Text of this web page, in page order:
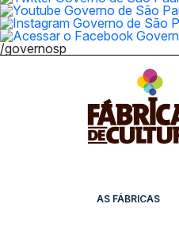
/governosp
AS FÁBRICAS